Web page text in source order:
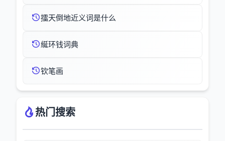
擂天倒地近义词是什么
綖环钱词典
钦笔画
热门搜索